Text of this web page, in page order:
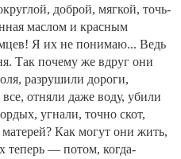
доброй, мягкой, точь-
маслом и красным
Я их не понимаю... Ведь
Так почему же вдруг они
разрушили дороги,
отняли даже воду, убили
угнали, точно скот,
Как могут они жить,
теперь — потом, когда-